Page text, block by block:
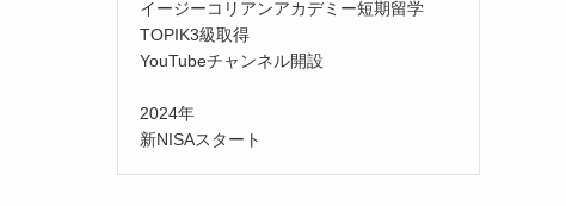
イージーコリアンアカデミー短期留学
TOPIK3級取得
YouTubeチャンネル開設
2024年
新NISAスタート